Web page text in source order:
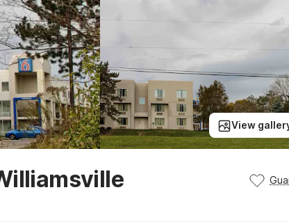
View